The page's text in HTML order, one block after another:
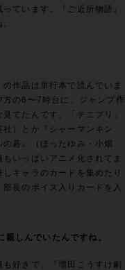
ています。『ご近所物語』
作品は単行本で読んでいま
方の6〜7時台に、ジャンプ作
てたんです。「テニプリ」
社）とか『シャーマンキン
碁』（ほったゆみ・小畑
いっぱいアニメ化されてま
キャラのカードを集めたり
長のボイス入りカードを入
しんでいたんですね。
好きで、『増田こうすけ劇